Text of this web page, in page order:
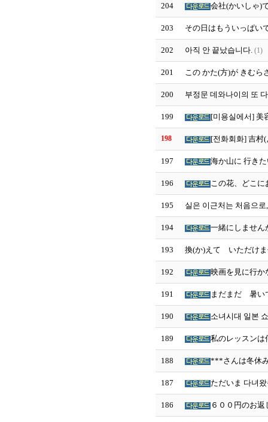
204 会社(かいしゃ
203 その日はもういっぱい
202 아직 안 끝났습니다. (1)
201 この かた(方)が きむ
200 부정문 데와나이의 또
199 [미용실에서] 美
198 [전화회화] 吉村
197 海か山に 行き
196 この花、どこに
195 실은 이근처는 처음으로
194 一緒にしません
193 換(か)えて いただけま
192 映画を見に行か
191 まだまだ 暑い
190 소녀시대 일본
189 私のレッスンは
188 ***さんは冬休
187 ただいま 다녀
186 ６００円のお